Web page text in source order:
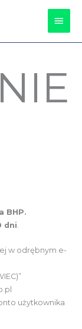
BHP.
dni
w odrębnym e-
użytkownika